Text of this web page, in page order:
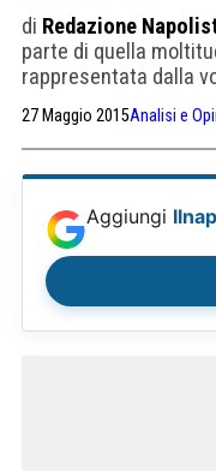
di Redazione
parte di quella
rappresentata dalla
riconoscendosi in
deriva di
cui il calcio nostrano
questa squadra,
passione.Sono, […]
27 Maggio 2015Analisi e
Aggiungi